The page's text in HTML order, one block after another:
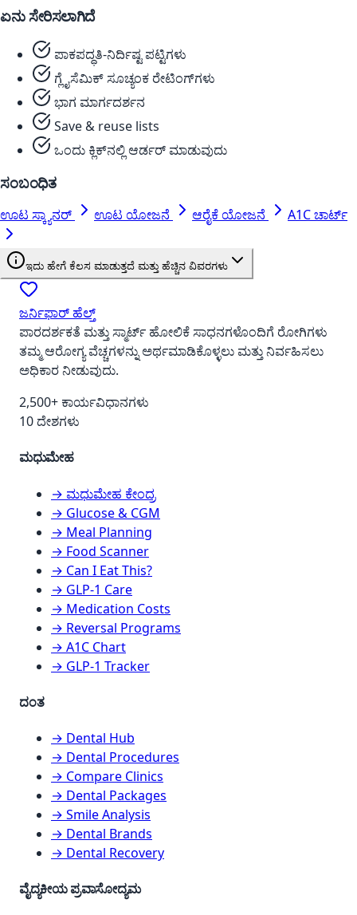
ಏನು ಸೇರಿಸಲಾಗಿದೆ
ಪಾಕಪದ್ಧತಿ-ನಿರ್ದಿಷ್ಟ ಪಟ್ಟಿಗಳು
ಗ್ಲೈಸೆಮಿಕ್ ಸೂಚ್ಯಂಕ ರೇಟಿಂಗ್‌ಗಳು
ಭಾಗ ಮಾರ್ಗದರ್ಶನ
Save & reuse lists
ಒಂದು ಕ್ಲಿಕ್‌ನಲ್ಲಿ ಆರ್ಡರ್ ಮಾಡುವುದು
ಸಂಬಂಧಿತ
ಊಟ ಸ್ಕ್ಯಾನರ್ ಊಟ ಯೋಜನೆ ಆರೈಕೆ ಯೋಜನೆ A1C ಚಾರ್ಟ್
ಇದು ಹೇಗೆ ಕೆಲಸ ಮಾಡುತ್ತದೆ ಮತ್ತು ಹೆಚ್ಚಿನ ವಿವರಗಳು
ಜರ್ನಿಫಾರ್ ಹೆಲ್ತ್
ಪಾರದರ್ಶಕತೆ ಮತ್ತು ಸ್ಮಾರ್ಟ್ ಹೋಲಿಕೆ ಸಾಧನಗಳೊಂದಿಗೆ ರೋಗಿಗಳು
ತಮ್ಮ ಆರೋಗ್ಯ ವೆಚ್ಚಗಳನ್ನು ಅರ್ಥಮಾಡಿಕೊಳ್ಳಲು ಮತ್ತು ನಿರ್ವಹಿಸಲು
ಅಧಿಕಾರ ನೀಡುವುದು.
2,500+ ಕಾರ್ಯವಿಧಾನಗಳು
10 ದೇಶಗಳು
ಮಧುಮೇಹ
→ ಮಧುಮೇಹ ಕೇಂದ್ರ
→ Glucose & CGM
→ Meal Planning
→ Food Scanner
→ Can I Eat This?
→ GLP-1 Care
→ Medication Costs
→ Reversal Programs
→ A1C Chart
→ GLP-1 Tracker
ದಂತ
→ Dental Hub
→ Dental Procedures
→ Compare Clinics
→ Dental Packages
→ Smile Analysis
→ Dental Brands
→ Dental Recovery
ವೈದ್ಯಕೀಯ ಪ್ರವಾಸೋದ್ಯಮ